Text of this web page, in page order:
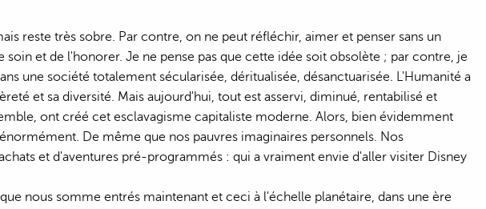
reste très sobre. Par contre, on ne peut réfléchir, aimer et penser sans un
soin et de l'honorer. Je ne pense pas que cette idée soit obsolète ; par contre, je
une société totalement sécularisée, déritualisée, désanctuarisée. L'Humanité a
et sa diversité. Mais aujourd'hui, tout est asservi, diminué, rentabilisé et
ont créé cet esclavagisme capitaliste moderne. Alors, bien évidemment
De même que nos pauvres imaginaires personnels. Nos
et d'aventures pré-programmés : qui a vraiment envie d'aller visiter Disney
nous somme entrés maintenant et ceci à l'échelle planétaire, dans une ère